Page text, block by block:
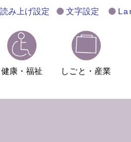
読み上げ設定 文字設定
健康・福祉 しごと・産業